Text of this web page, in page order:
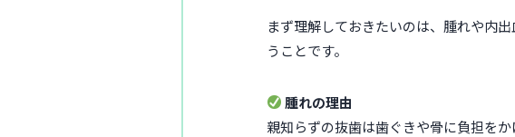
まず理解しておきたいのは、腫れや内
うことです。
腫れの理由
親知らずの抜歯は歯ぐきや骨に負担を